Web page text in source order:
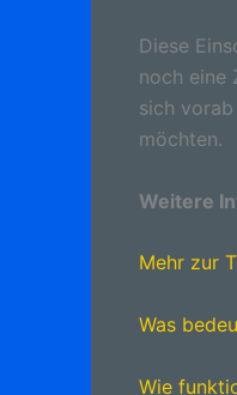
Diese
noch eine
sich
möchten.
Weitere
Mehr zur
Was
Wie